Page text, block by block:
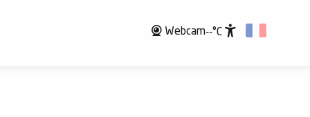
Webcam--°C